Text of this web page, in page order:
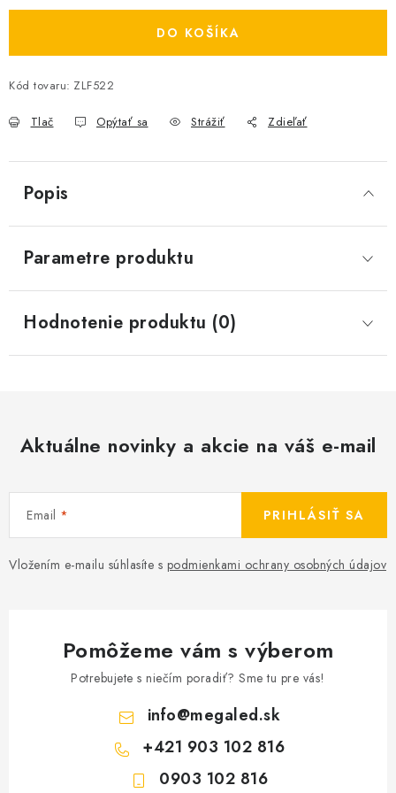
DO KOŠÍKA
Kód tovaru: ZLF522
Tlač Opýtať sa Strážiť Zdieľať
Popis
Parametre produktu
Hodnotenie produktu (0)
Aktuálne novinky a akcie na váš e-mail
Email
Vložením e-mailu súhlasíte s podmienkami ochrany osobných údajov
PRIHLÁSIŤ SA
Pomôžeme vám s výberom
Potrebujete s niečím poradiť? Sme tu pre vás!
info@megaled.sk
+421 903 102 816
0903 102 816